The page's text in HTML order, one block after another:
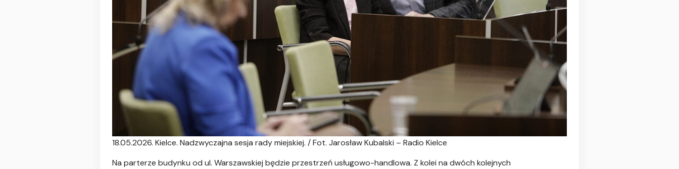
18.05.2026. Kielce. Nadzwyczajna sesja rady miejskiej. / Fot. Jarosław Kubalski – Radio Kielce
Na parterze budynku od ul. Warszawskiej będzie przestrzeń usługowo-handlowa. Z kolei na dwóch kolejnych